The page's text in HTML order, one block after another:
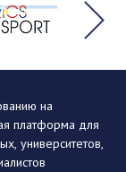
на
платформа для
университетов,